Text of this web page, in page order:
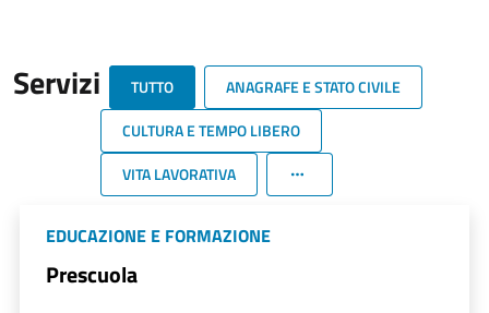
Servizi TUTTO
ANAGRAFE E STATO CIVILE
CULTURA E TEMPO LIBERO
VITA LAVORATIVA
EDUCAZIONE E FORMAZIONE
Prescuola